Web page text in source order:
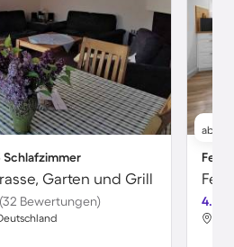
Schlafzimmer
Garten und Grill
(32 Bewertungen)
ab
4.5